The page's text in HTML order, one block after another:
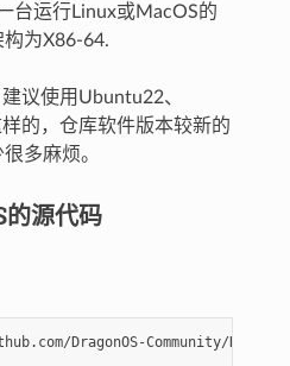
运行Linux或MacOS的
为X86-64.
议使用Ubuntu22、
的，仓库软件版本较新的
多麻烦。
的源代码